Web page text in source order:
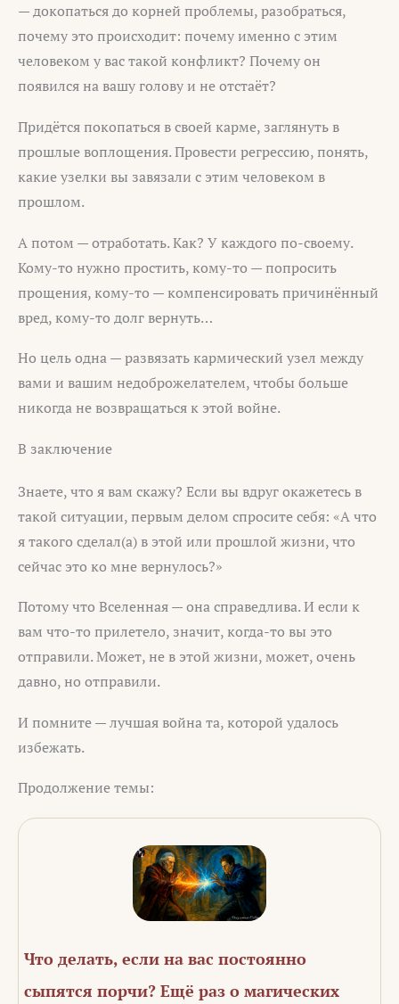
— докопаться до корней проблемы, разобраться,
почему это происходит: почему именно с этим
человеком у вас такой конфликт? Почему он
появился на вашу голову и не отстаёт?
Придётся покопаться в своей карме, заглянуть в
прошлые воплощения. Провести регрессию, понять,
какие узелки вы завязали с этим человеком в
прошлом.
А потом — отработать. Как? У каждого по-своему.
Кому-то нужно простить, кому-то — попросить
прощения, кому-то — компенсировать причинённый
вред, кому-то долг вернуть…
Но цель одна — развязать кармический узел между
вами и вашим недоброжелателем, чтобы больше
никогда не возвращаться к этой войне.
В заключение
Знаете, что я вам скажу? Если вы вдруг окажетесь в
такой ситуации, первым делом спросите себя: «А что
я такого сделал(а) в этой или прошлой жизни, что
сейчас это ко мне вернулось?»
Потому что Вселенная — она справедлива. И если к
вам что-то прилетело, значит, когда-то вы это
отправили. Может, не в этой жизни, может, очень
давно, но отправили.
И помните — лучшая война та, которой удалось
избежать.
Продолжение темы:
Что делать, если на вас постоянно
сыпятся порчи? Ещё раз о магических